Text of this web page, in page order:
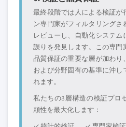
最終段階では人による検証が
ン専門家がフィルタリング
レビューし、自動化システ
誤りを発見します。この専門
品質保証の重要な層が加わり
および分野固有の基準に沖し
れます。
私たちの3層構造の検証プロ
頼性を最大化します：